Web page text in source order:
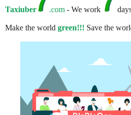
Taxiuber .com - We work
Make the world green!!! Save the